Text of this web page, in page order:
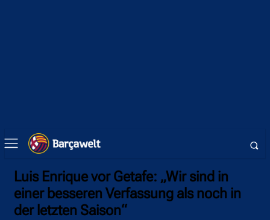
Luis Enrique vor Getafe: „Wir sind in
einer besseren Verfassung als noch in
der letzten Saison“